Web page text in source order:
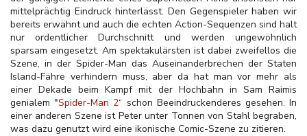
mittelprächtig Eindruck hinterlässt. Den Gegenspieler haben wir
bereits erwähnt und auch die echten Action-Sequenzen sind halt
nur ordentlicher Durchschnitt und werden ungewöhnlich
sparsam eingesetzt. Am spektakulärsten ist dabei zweifellos die
Szene, in der Spider-Man das Auseinanderbrechen der Staten
Island-Fähre verhindern muss, aber da hat man vor mehr als
einer Dekade beim Kampf mit der Hochbahn in Sam Raimis
genialem "Spider-Man 2“ schon Beeindruckenderes gesehen. In
einer anderen Szene ist Peter unter Tonnen von Stahl begraben,
was dazu genutzt wird eine ikonische Comic-Szene zu zitieren.